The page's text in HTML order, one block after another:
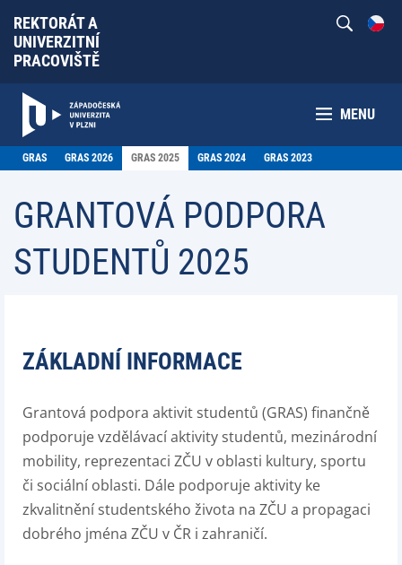
REKTORÁT A
UNIVERZITNÍ
PRACOVIŠTĚ
MENU
GRAS GRAS 2026 GRAS 2025 GRAS 2024 GRAS 2023
GRANTOVÁ PODPORA
STUDENTŮ 2025
ZÁKLADNÍ INFORMACE
Grantová podpora aktivit studentů (GRAS) finančně
podporuje vzdělávací aktivity studentů, mezinárodní
mobility, reprezentaci ZČU v oblasti kultury, sportu
či sociální oblasti. Dále podporuje aktivity ke
zkvalitnění studentského života na ZČU a propagaci
dobrého jména ZČU v ČR i zahraničí.